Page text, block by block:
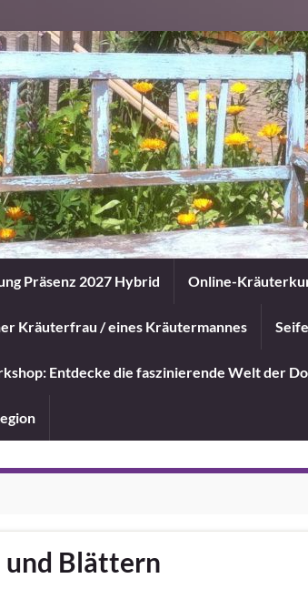
Präsenz 2027 Hybrid Online-
Kräuterfrau / eines Kräutermannes
Entdecke die faszinierende Welt der
und Blättern